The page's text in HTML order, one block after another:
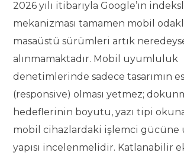
2026 yılı itibarıyla Google’ın
mekanizması tamamen mobil
masaüstü sürümleri artık
alınmamaktadır. Mobil uyumluluk
denetimlerinde sadece tasarımın
(responsive) olması yetmez;
hedeflerinin boyutu, yazı tipi
mobil cihazlardaki işlemci gücüne
yapısı incelenmelidir. Katlanabilir